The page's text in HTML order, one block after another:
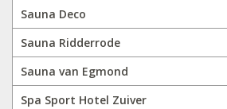
Sauna Deco
Sauna Ridderrode
Sauna van Egmond
Spa Sport Hotel Zuiver